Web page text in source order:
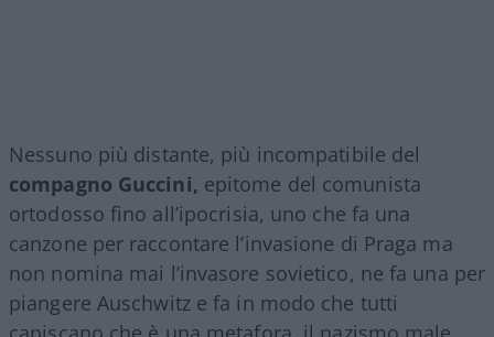
Nessuno più distante, più incompatibile del
compagno Guccini, epitome del comunista
ortodosso fino all’ipocrisia, uno che fa una
canzone per raccontare l’invasione di Praga ma
non nomina mai l’invasore sovietico, ne fa una per
piangere Auschwitz e fa in modo che tutti